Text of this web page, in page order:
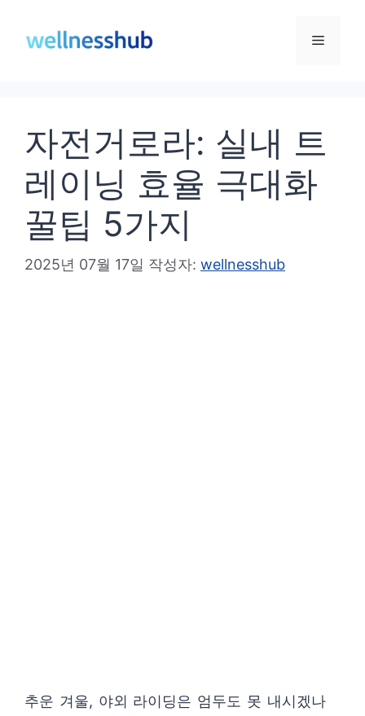
메
자전거로라: 실내 트
레이닝 효율 극대화
꿀팁 5가지
2025년 07월 17일 작성자: wellnesshub
추운 겨울, 야외 라이딩은 엄두도 못 내시겠나